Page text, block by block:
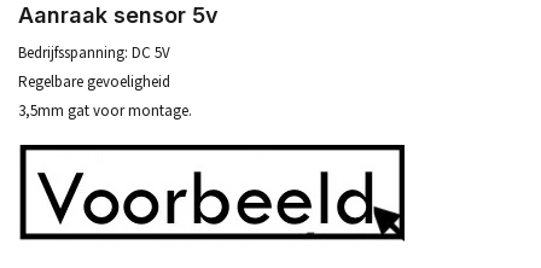
Aanraak sensor 5v
Bedrijfsspanning: DC 5V
Regelbare gevoeligheid
3,5mm gat voor montage.